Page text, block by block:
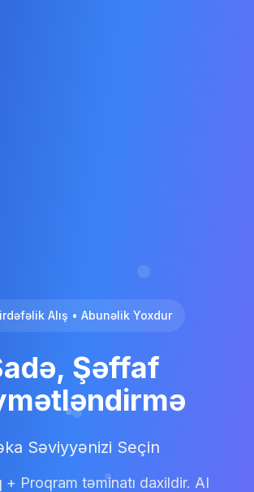
Alış • Abunəlik Yoxdur
Şəffaf
Səviyyənizi Seçin
+ Proqram təminatı daxildir. AI